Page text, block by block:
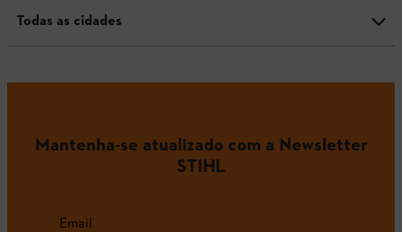
Todas as cidades
Mantenha-se atualizado com a Newsletter
STIHL
Email